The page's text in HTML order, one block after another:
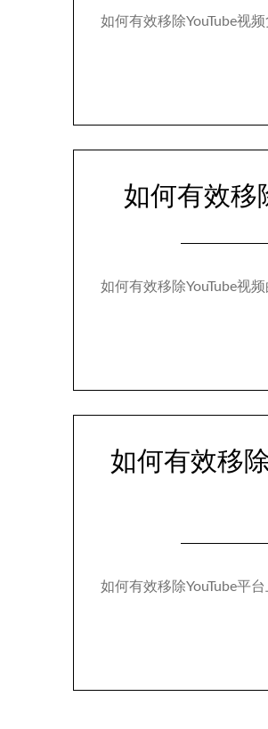
如何有效移除YouTube视
如何有效移
如何有效移除YouTube视
如何有效移
如何有效移除YouTube平